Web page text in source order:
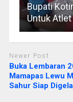
Bupati
Untuk
Newer Post
Buka Lembaran
Mamapas Lewu
Sahur Siap